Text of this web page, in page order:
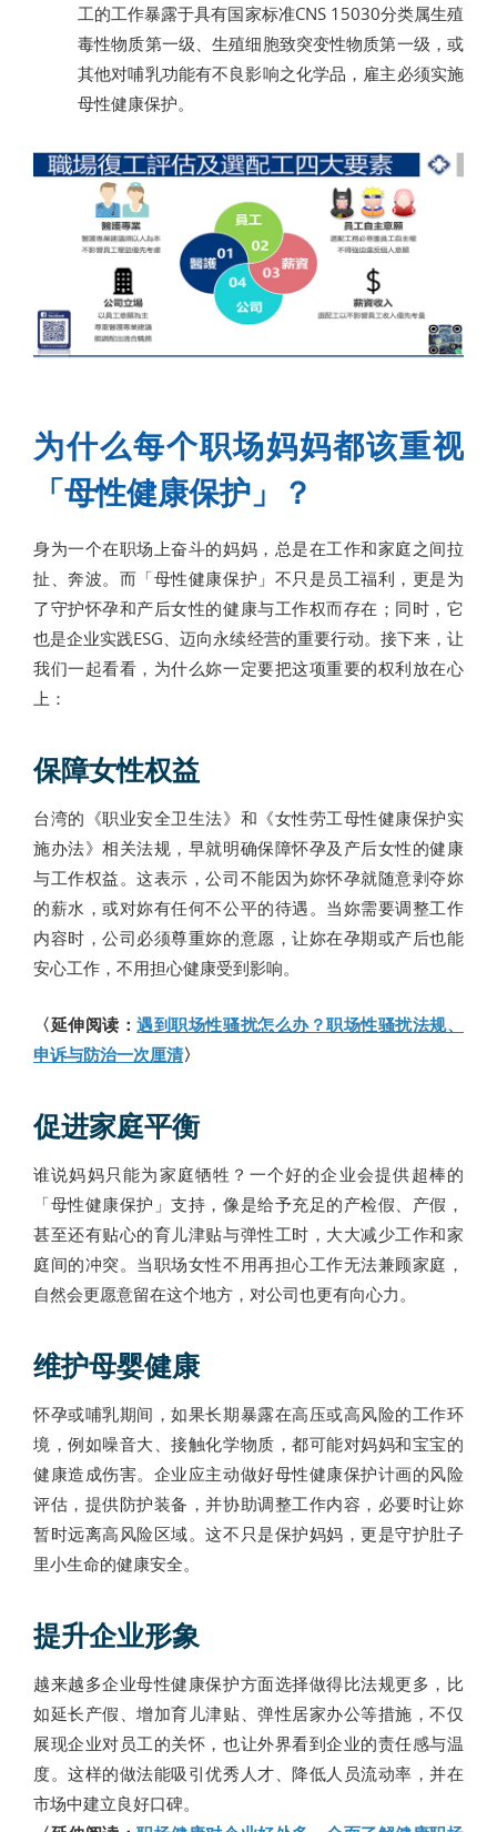
工的工作暴露于具有国家标准CNS 15030分类属生殖
毒性物质第一级、生殖细胞致突变性物质第一级，或
其他对哺乳功能有不良影响之化学品，雇主必须实施
母性健康保护。
为什么每个职场妈妈都该重视
「母性健康保护」？
身为一个在职场上奋斗的妈妈，总是在工作和家庭之间拉
扯、奔波。而「母性健康保护」不只是员工福利，更是为
了守护怀孕和产后女性的健康与工作权而存在；同时，它
也是企业实践ESG、迈向永续经营的重要行动。接下来，让
我们一起看看，为什么妳一定要把这项重要的权利放在心
上：
保障女性权益
台湾的《职业安全卫生法》和《女性劳工母性健康保护实
施办法》相关法规，早就明确保障怀孕及产后女性的健康
与工作权益。这表示，公司不能因为妳怀孕就随意剥夺妳
的薪水，或对妳有任何不公平的待遇。当妳需要调整工作
内容时，公司必须尊重妳的意愿，让妳在孕期或产后也能
安心工作，不用担心健康受到影响。
〈延伸阅读：遇到职场性骚扰怎么办？职场性骚扰法规、
申诉与防治一次厘清〉
促进家庭平衡
谁说妈妈只能为家庭牺牲？一个好的企业会提供超棒的
「母性健康保护」支持，像是给予充足的产检假、产假，
甚至还有贴心的育儿津贴与弹性工时，大大减少工作和家
庭间的冲突。当职场女性不用再担心工作无法兼顾家庭，
自然会更愿意留在这个地方，对公司也更有向心力。
维护母婴健康
怀孕或哺乳期间，如果长期暴露在高压或高风险的工作环
境，例如噪音大、接触化学物质，都可能对妈妈和宝宝的
健康造成伤害。企业应主动做好母性健康保护计画的风险
评估，提供防护装备，并协助调整工作内容，必要时让妳
暂时远离高风险区域。这不只是保护妈妈，更是守护肚子
里小生命的健康安全。
提升企业形象
越来越多企业母性健康保护方面选择做得比法规更多，比
如延长产假、增加育儿津贴、弹性居家办公等措施，不仅
展现企业对员工的关怀，也让外界看到企业的责任感与温
度。这样的做法能吸引优秀人才、降低人员流动率，并在
市场中建立良好口碑。